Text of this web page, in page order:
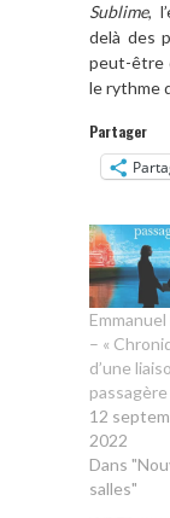
Sublime,
delà des
peut-être
le rythme
Partager
– «
d’une
passagère
12
2022
Dans
salles"